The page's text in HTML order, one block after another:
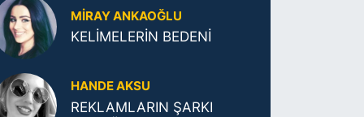
MIRAY ANKAOĞLU
KELİMELERİN BEDENİ
HANDE AKSU
REKLAMLARIN ŞARKI